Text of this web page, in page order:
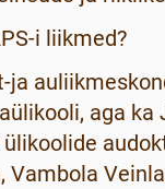
i liikmed?
ja
aga
Vambola